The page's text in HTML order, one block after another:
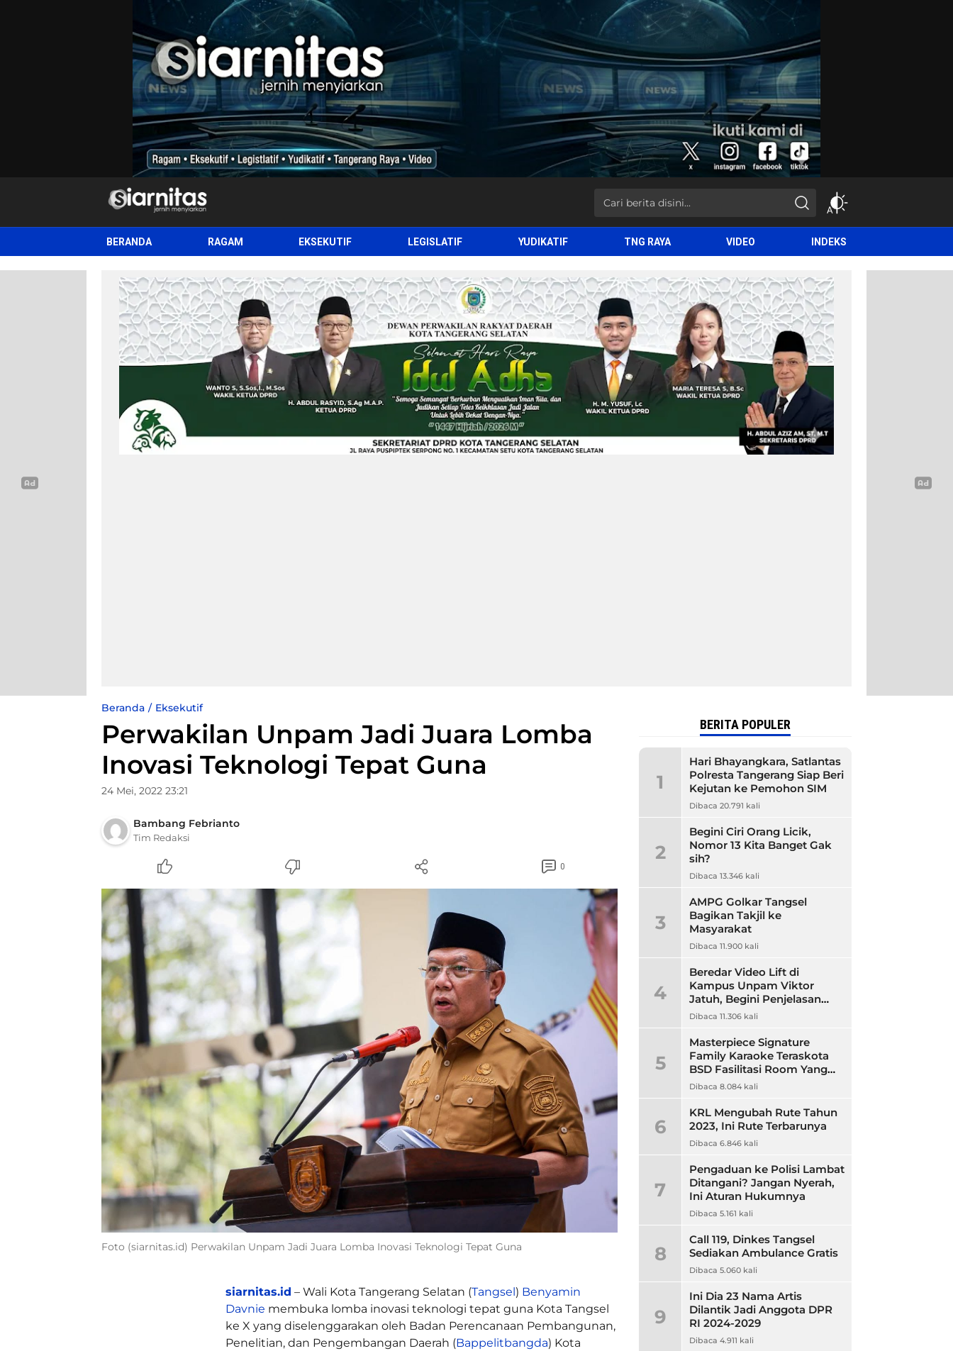
siarnitas
Jernih Menyiarkan
BERANDA RAGAM EKSEKUTIF LEGISLATIF YUDIKATIF TNG RAYA VIDEO INDEKS
Beranda Eksekutif
Perwakilan Unpam Jadi Juara Lomba
Inovasi Teknologi Tepat Guna
24 Mei, 2022 23:21
Bambang Febrianto
Tim Redaksi
0
Foto (siarnitas.id) Perwakilan Unpam Jadi Juara Lomba Inovasi Teknologi Tepat Guna
siarnitas.id – Wali Kota Tangerang Selatan (Tangsel) Benyamin
Davnie membuka lomba inovasi teknologi tepat guna Kota Tangsel
ke X yang diselenggarakan oleh Badan Perencanaan Pembangunan,
Penelitian, dan Pengembangan Daerah (Bappelitbangda) Kota
BERITA POPULER
1
Hari Bhayangkara, Satlantas
Polresta Tangerang Siap Beri
Kejutan ke Pemohon SIM
Dibaca 20.791 kali
2
Begini Ciri Orang Licik,
Nomor 13 Kita Banget Gak
sih?
Dibaca 13.346 kali
3
AMPG Golkar Tangsel
Bagikan Takjil ke
Masyarakat
Dibaca 11.900 kali
4
Beredar Video Lift di
Kampus Unpam Viktor
Jatuh, Begini Penjelasan
Rektor Unpam
Dibaca 11.306 kali
5
Masterpiece Signature
Family Karaoke Teraskota
BSD Fasilitasi Room Yang
Nyaman dan Harga
Dibaca 8.084 kali
6
KRL Mengubah Rute Tahun
2023, Ini Rute Terbarunya
Dibaca 6.846 kali
7
Pengaduan ke Polisi Lambat
Ditangani? Jangan Nyerah,
Ini Aturan Hukumnya
Dibaca 5.161 kali
8
Call 119, Dinkes Tangsel
Sediakan Ambulance Gratis
Dibaca 5.060 kali
9
Ini Dia 23 Nama Artis
Dilantik Jadi Anggota DPR
RI 2024-2029
Dibaca 4.911 kali